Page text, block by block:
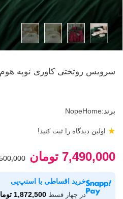
سرویس روتختی کاوری نوپه
برند:NopeHome
اولین دیدگاه را ثبت کنید! ★
7,490,000 تومان 15,500,000
خرید اقساطی با اسنپ‌پی
در چهار قسط 1,872,500 تومانی